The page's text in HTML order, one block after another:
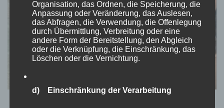
Organisation, das Ordnen, die Speicherung, die
Anpassung oder Veränderung, das Auslesen,
das Abfragen, die Verwendung, die Offenlegung
durch Übermittlung, Verbreitung oder eine
andere Form der Bereitstellung, den Abgleich
oder die Verknüpfung, die Einschränkung, das
Löschen oder die Vernichtung.
d) Einschränkung der Verarbeitung